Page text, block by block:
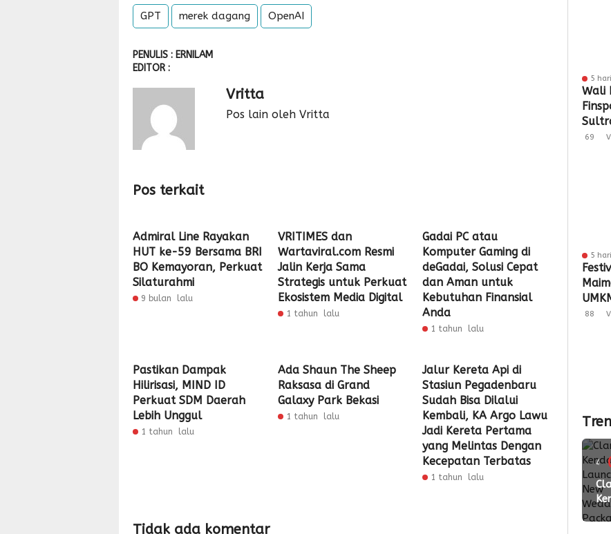
GPT merek dagang OpenAI
PENULIS : ERNILAM
EDITOR :
Vritta
Pos lain oleh Vritta
Pos terkait
Admiral Line Rayakan
HUT ke-59 Bersama BRI
BO Kemayoran, Perkuat
Silaturahmi
9 bulan lalu
VRITIMES dan
Wartaviral.com Resmi
Jalin Kerja Sama
Strategis untuk Perkuat
Ekosistem Media Digital
1 tahun lalu
Gadai PC atau
Komputer Gaming di
deGadai, Solusi Cepat
dan Aman untuk
Kebutuhan Finansial
Anda
1 tahun lalu
Pastikan Dampak
Hilirisasi, MIND ID
Perkuat SDM Daerah
Lebih Unggul
1 tahun lalu
Ada Shaun The Sheep
Raksasa di Grand
Galaxy Park Bekasi
1 tahun lalu
Jalur Kereta Api di
Stasiun Pegadenbaru
Sudah Bisa Dilalui
Kembali, KA Argo Lawu
Jadi Kereta Pertama
yang Melintas Dengan
Kecepatan Terbatas
1 tahun lalu
Tidak ada komentar
5
Wali
69
5
88
4
lalu